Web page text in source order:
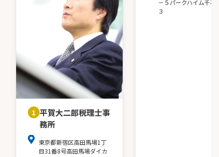
1 平賀大二郎税理士事
務所
東京都新宿区高田馬場1丁
目31番8号高田馬場ダイカ
－５パークハイム千石
３